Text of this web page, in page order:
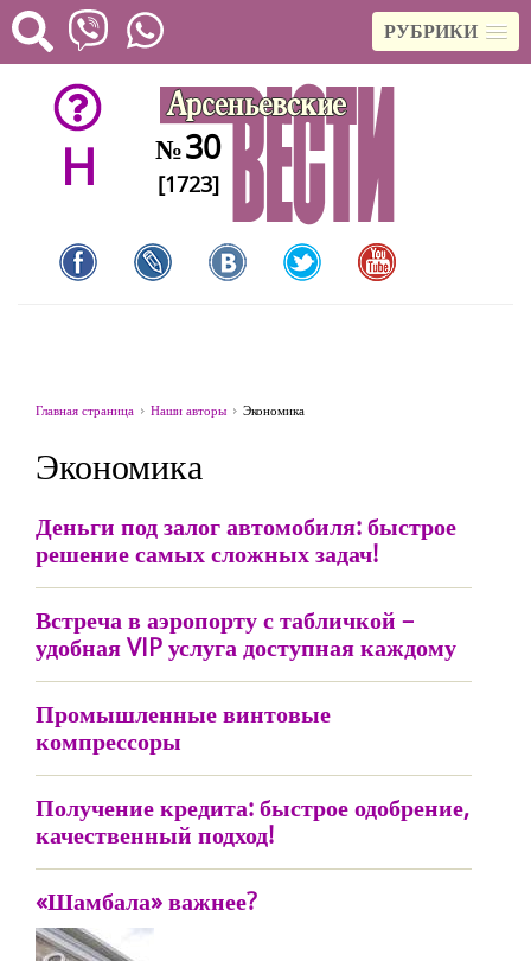
РУБРИКИ
H №30
[1723]
Главная страница Наши авторы Экономика
Экономика
Деньги под залог автомобиля: быстрое
решение самых сложных задач!
Встреча в аэропорту с табличкой –
удобная VIP услуга доступная каждому
Промышленные винтовые
компрессоры
Получение кредита: быстрое одобрение,
качественный подход!
«Шамбала» важнее?